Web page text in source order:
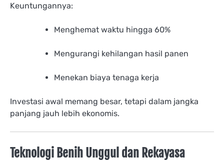
Keuntungannya:
Menghemat waktu hingga 60%
Mengurangi kehilangan hasil panen
Menekan biaya tenaga kerja
Investasi awal memang besar, tetapi dalam jangka
panjang jauh lebih ekonomis.
Teknologi Benih Unggul dan Rekayasa